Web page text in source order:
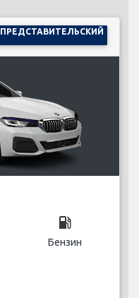
ПРЕДСТАВИТЕЛЬСКИЙ
local_gas_station
Бензин